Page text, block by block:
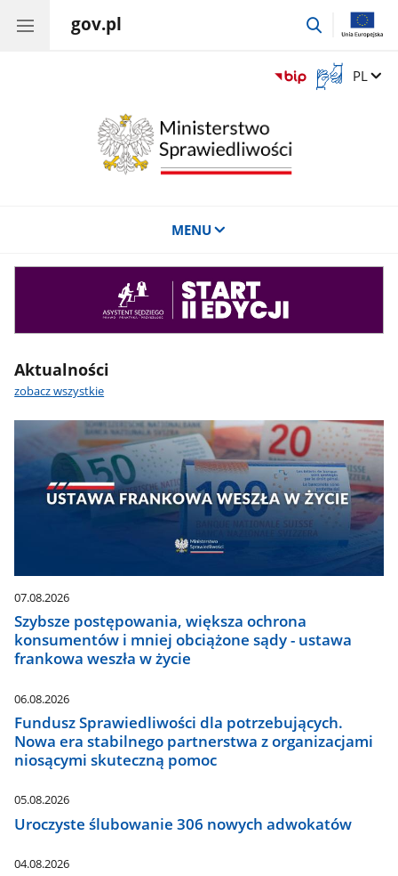
gov.pl
przejdź
Otwórz
okno
Zmień
PL
MENU
Aktualności
zobacz wszystkie
07.08.2026
Szybsze postępowania, większa ochrona
konsumentów i mniej obciążone sądy - ustawa
frankowa weszła w życie
06.08.2026
Fundusz Sprawiedliwości dla potrzebujących.
Nowa era stabilnego partnerstwa z organizacjami
niosącymi skuteczną pomoc
05.08.2026
Uroczyste ślubowanie 306 nowych adwokatów
04.08.2026